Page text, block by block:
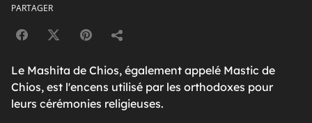
PARTAGER
Le Mashita de Chios, également appelé Mastic de
Chios, est l'encens utilisé par les orthodoxes pour
leurs cérémonies religieuses.